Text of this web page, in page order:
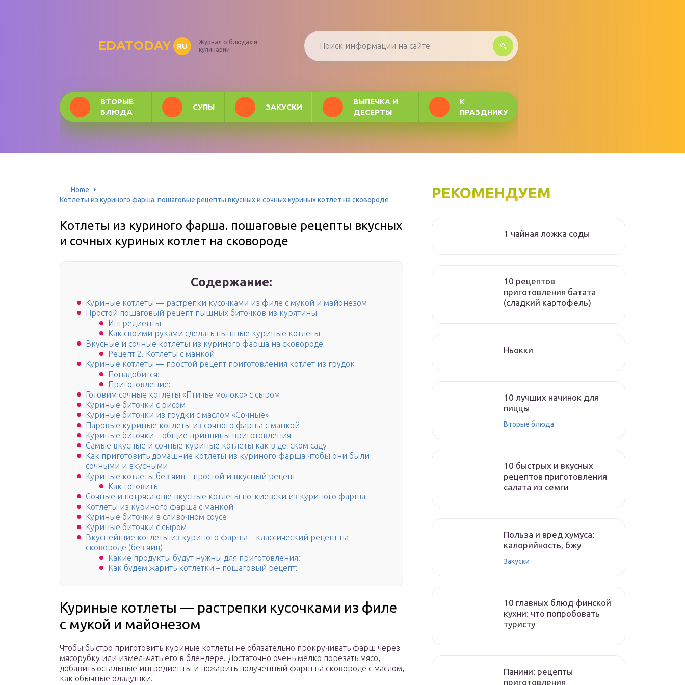
EDATODAY RU
Журнал о блюдах и
кулинарии
ВТОРЫЕ
БЛЮДА
СУПЫ ЗАКУСКИ
ВЫПЕЧКА И
ДЕСЕРТЫ
К
ПРАЗДНИКУ
Home
Котлеты из куриного фарша. пошаговые рецепты вкусных и сочных куриных котлет на сковороде
Котлеты из куриного фарша. пошаговые рецепты вкусных
и сочных куриных котлет на сковороде
Содержание:
Куриные котлеты — растрепки кусочками из филе с мукой и майонезом
Простой пошаговый рецепт пышных биточков из курятины
Ингредиенты
Как своими руками сделать пышные куриные котлеты
Вкусные и сочные котлеты из куриного фарша на сковороде
Рецепт 2. Котлеты с манкой
Куриные котлеты — простой рецепт приготовления котлет из грудок
Понадобится:
Приготовление:
Готовим сочные котлеты «Птичье молоко» с сыром
Куриные биточки с рисом
Куриные биточки из грудки с маслом «Сочные»
Паровые куриные котлеты из сочного фарша с манкой
Куриные биточки – общие принципы приготовления
Самые вкусные и сочные куриные котлеты как в детском саду
Как приготовить домашние котлеты из куриного фарша чтобы они были
сочными и вкусными
Куриные котлеты без яиц – простой и вкусный рецепт
Как готовить
Сочные и потрясающе вкусные котлеты по-киевски из куриного фарша
Котлеты из куриного фарша с манкой
Куриные биточки в сливочном соусе
Куриные биточки с сыром
Вкуснейшие котлеты из куриного фарша – классический рецепт на
сковороде (без яиц)
Какие продукты будут нужны для приготовления:
Как будем жарить котлетки – пошаговый рецепт:
Куриные котлеты — растрепки кусочками из филе
с мукой и майонезом
Чтобы быстро приготовить куриные котлеты не обязательно прокручивать фарш через
мясорубку или измельчать его в блендере. Достаточно очень мелко порезать мясо,
добавить остальные ингредиенты и пожарить полученный фарш на сковороде с маслом,
как обычные оладушки.
РЕКОМЕНДУЕМ
1 чайная ложка соды
10 рецептов
приготовления батата
(сладкий картофель)
Ньокки
10 лучших начинок для
пиццы
Вторые блюда
10 быстрых и вкусных
рецептов приготовления
салата из семги
Польза и вред хумуса:
калорийность, бжу
Закуски
10 главных блюд финской
кухни: что попробовать
туристу
Панини: рецепты
приготовления